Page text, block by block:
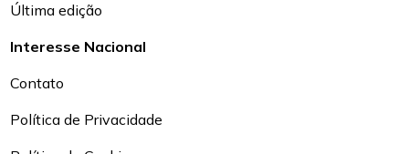
Última edição
Interesse Nacional
Contato
Política de Privacidade